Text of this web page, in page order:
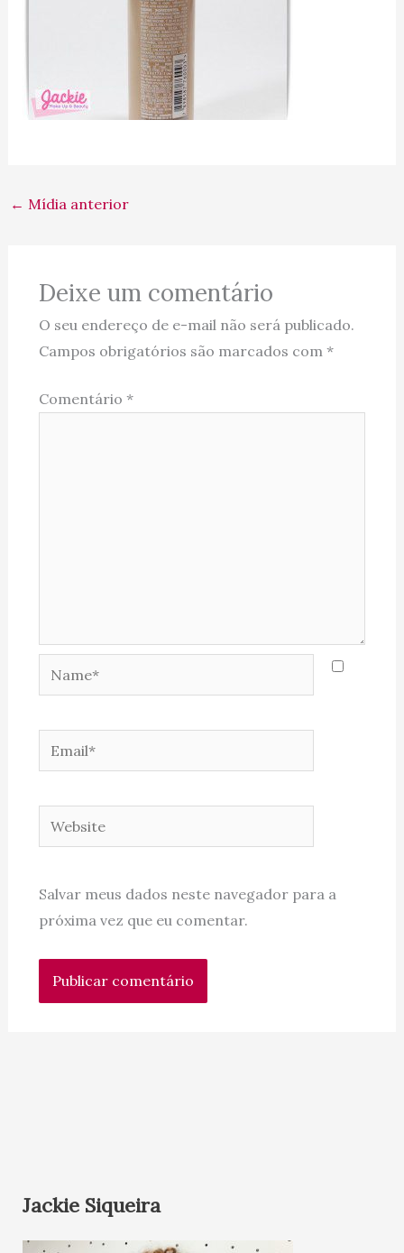
← Mídia anterior
Deixe um comentário
O seu endereço de e-mail não será publicado.
Campos obrigatórios são marcados com *
Comentário *
Name*
Email*
Website
Salvar meus dados neste navegador para a
próxima vez que eu comentar.
Jackie Siqueira